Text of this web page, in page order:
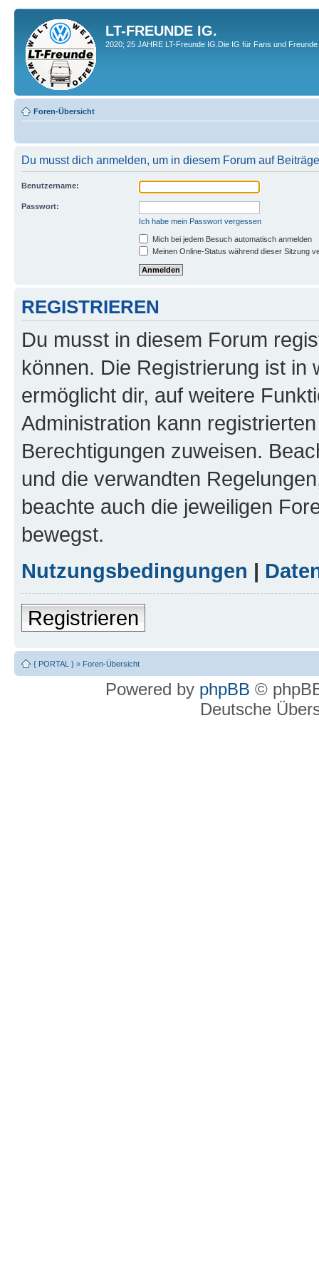
LT-FREUNDE IG.
2020; 25 JAHRE LT-Freunde IG.Die IG für Fans und
Foren-Übersicht
Du musst dich anmelden, um in diesem Forum auf
Benutzername:
Passwort:
Ich habe mein Passwort vergessen
Mich bei jedem Besuch automatisch anmelden
Meinen Online-Status während dieser Sitzung
REGISTRIEREN
Du musst in diesem Forum
können. Die Registrierung ist in
ermöglicht dir, auf weitere
Administration kann
Berechtigungen zuweisen.
und die verwandten
beachte auch die jeweiligen
bewegst.
Nutzungsbedingungen |
Registrieren
{ PORTAL } » Foren-Übersicht
Powered by phpBB ©
Deutsche